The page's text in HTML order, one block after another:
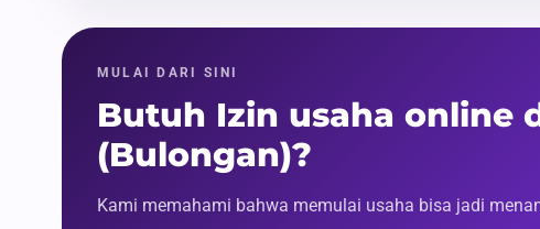
MULAI DARI SINI
Butuh Izin usaha online
(Bulongan)?
Kami memahami bahwa memulai usaha bisa jadi